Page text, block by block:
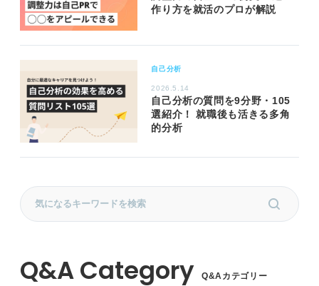
作り方を就活のプロが解説
自己分析
2026.5.14
自己分析の質問を9分野・105
選紹介！ 就職後も活きる多角
的分析
Q&Aカテゴリー